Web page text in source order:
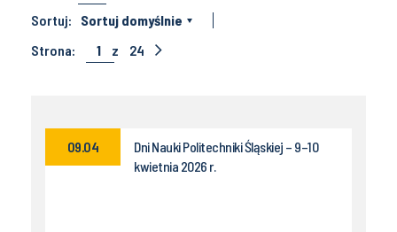
Sortuj:
Sortuj domyślnie
Strona:
1 z 24
Dni Nauki Politechniki Śląskiej – 9–10
kwietnia 2026 r.
09.04